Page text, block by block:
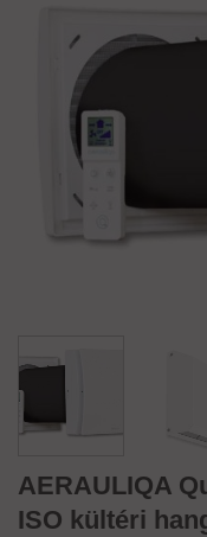
AERAULIQA
ISO kültéri